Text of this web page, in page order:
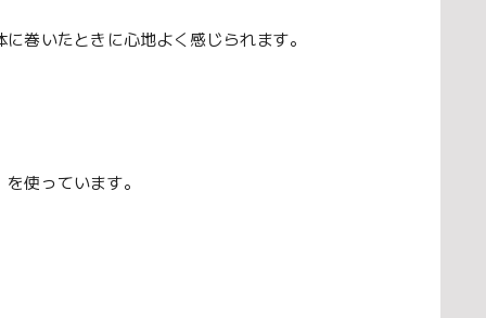
巻いたときに心地よく感じられます。
使っています。